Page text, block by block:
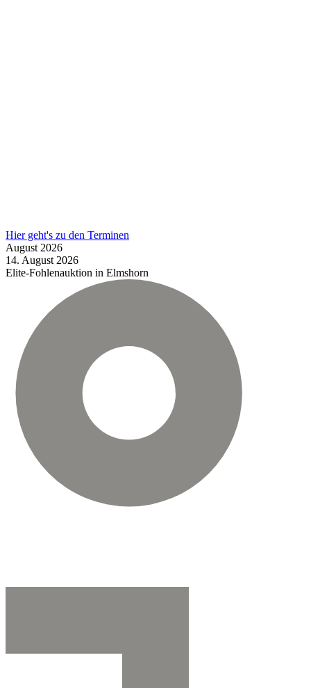
Hier geht's zu den Terminen
August 2026
14. August 2026
Elite-Fohlenauktion in Elmshorn